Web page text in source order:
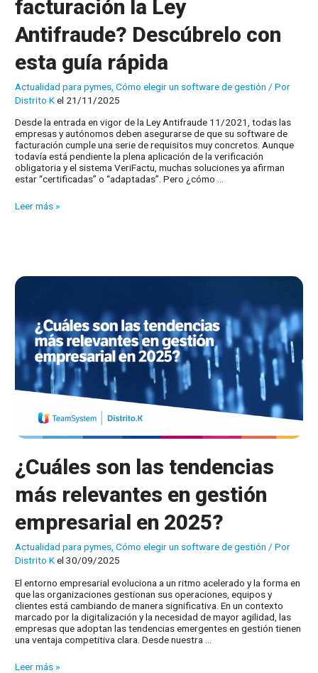
facturación la Ley
Antifraude? Descúbrelo con
esta guía rápida
Actualidad para pymes ,Cómo elegir un software de gestión / Por
Distrito Kel 21/11/2025
Desde la entrada en vigor de la Ley Antifraude 11/2021, todas las
empresas y autónomos deben asegurarse de que su software de
facturación cumple una serie de requisitos muy concretos. Aunque
todavía está pendiente la plena aplicación de la verificación
obligatoria y el sistema VeriFactu, muchas soluciones ya afirman
estar “certificadas” o “adaptadas”. Pero ¿cómo …
¿Cumple
Ley
Antifraude?
esta
guía
rápida
Leer más »
¿Cuáles son las tendencias
más relevantes en gestión
empresarial en 2025?
Actualidad para pymes ,Cómo elegir un software de gestión / Por
Distrito Kel 30/09/2025
El entorno empresarial evoluciona a un ritmo acelerado y la forma en
que las organizaciones gestionan sus operaciones, equipos y
clientes está cambiando de manera significativa. En un contexto
marcado por la digitalización y la necesidad de mayor agilidad, las
empresas que adoptan las tendencias emergentes en gestión tienen
una ventaja competitiva clara. Desde nuestra …
¿Cuáles
Leer más »